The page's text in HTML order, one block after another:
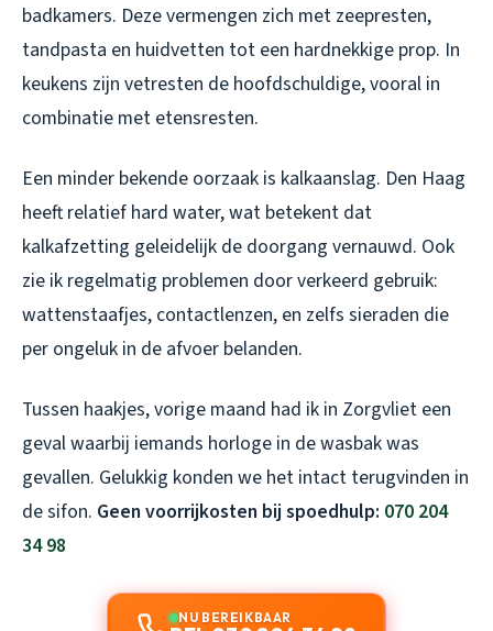
badkamers. Deze vermengen zich met zeepresten,
tandpasta en huidvetten tot een hardnekkige prop. In
keukens zijn vetresten de hoofdschuldige, vooral in
combinatie met etensresten.
Een minder bekende oorzaak is kalkaanslag. Den Haag
heeft relatief hard water, wat betekent dat
kalkafzetting geleidelijk de doorgang vernauwd. Ook
zie ik regelmatig problemen door verkeerd gebruik:
wattenstaafjes, contactlenzen, en zelfs sieraden die
per ongeluk in de afvoer belanden.
Tussen haakjes, vorige maand had ik in Zorgvliet een
geval waarbij iemands horloge in de wasbak was
gevallen. Gelukkig konden we het intact terugvinden in
de sifon. Geen voorrijkosten bij spoedhulp: 070 204
34 98
NU BEREIKBAAR